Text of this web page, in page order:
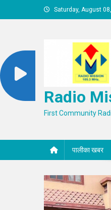
to
Saturday, August
Radio
First Community
पालीका खबर